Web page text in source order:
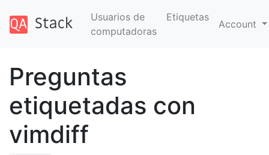
Usuarios de
computadoras
Etiquetas
Account
Preguntas
etiquetadas con
vimdiff